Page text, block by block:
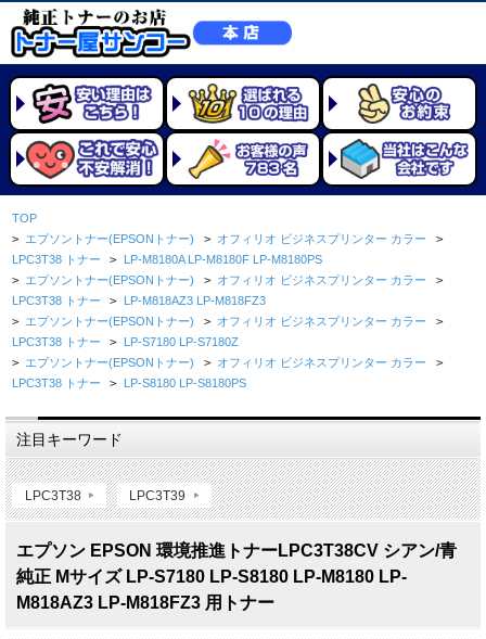
TOP
> エプソントナー(EPSONトナー) > オフィリオ ビジネスプリンター カラー >
LPC3T38 トナー > LP-M8180A LP-M8180F LP-M8180PS
> エプソントナー(EPSONトナー) > オフィリオ ビジネスプリンター カラー >
LPC3T38 トナー > LP-M818AZ3 LP-M818FZ3
> エプソントナー(EPSONトナー) > オフィリオ ビジネスプリンター カラー >
LPC3T38 トナー > LP-S7180 LP-S7180Z
> エプソントナー(EPSONトナー) > オフィリオ ビジネスプリンター カラー >
LPC3T38 トナー > LP-S8180 LP-S8180PS
注目キーワード
LPC3T38 LPC3T39
エプソン EPSON 環境推進トナーLPC3T38CV シアン/青
純正 Mサイズ LP-S7180 LP-S8180 LP-M8180 LP-
M818AZ3 LP-M818FZ3 用トナー